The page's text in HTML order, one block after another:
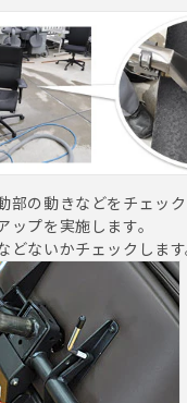
部の動きなどをチェッ
ップを実施します。
どないかチェックします